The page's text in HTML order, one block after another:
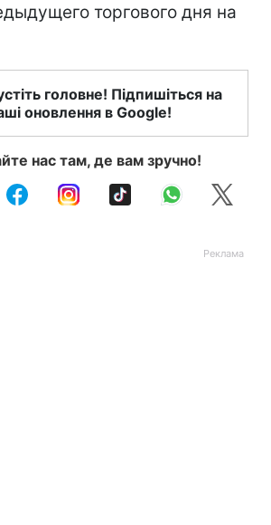
торгового дня на
головне! Підпишіться на
оновлення в Google!
нас там, де вам зручно!